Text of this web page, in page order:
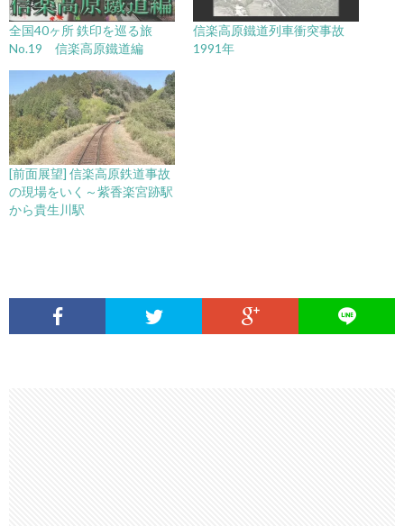
全国40ヶ所 鉄印を巡る旅
No.19 信楽高原鐵道編
信楽高原鐵道列車衝突事故
1991年
[前面展望] 信楽高原鉄道事故
の現場をいく～紫香楽宮跡駅
から貴生川駅